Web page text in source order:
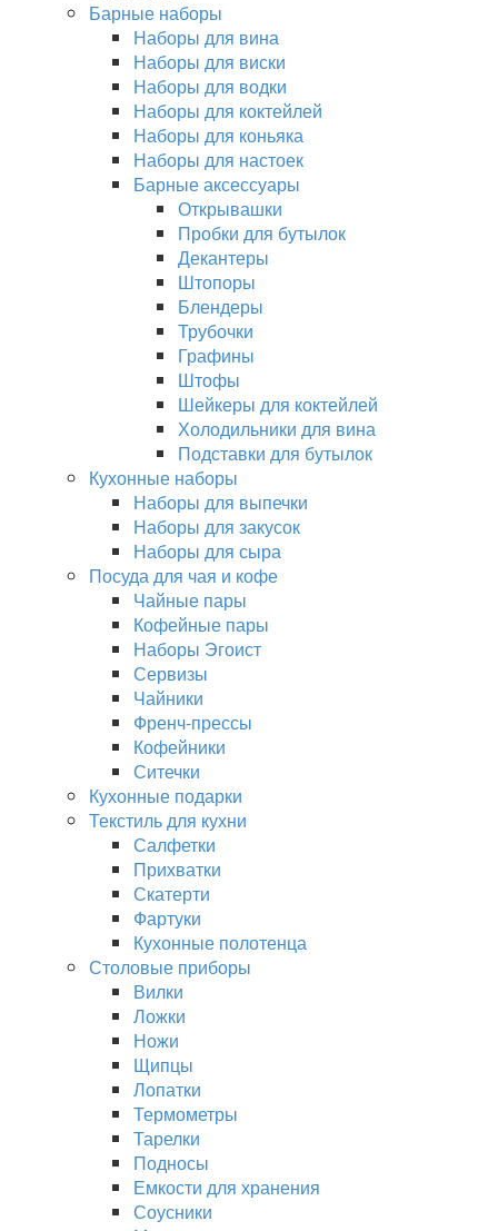
Барные наборы
Наборы для вина
Наборы для виски
Наборы для водки
Наборы для коктейлей
Наборы для коньяка
Наборы для настоек
Барные аксессуары
Открывашки
Пробки для бутылок
Декантеры
Штопоры
Блендеры
Трубочки
Графины
Штофы
Шейкеры для коктейлей
Холодильники для вина
Подставки для бутылок
Кухонные наборы
Наборы для выпечки
Наборы для закусок
Наборы для сыра
Посуда для чая и кофе
Чайные пары
Кофейные пары
Наборы Эгоист
Сервизы
Чайники
Френч-прессы
Кофейники
Ситечки
Кухонные подарки
Текстиль для кухни
Салфетки
Прихватки
Скатерти
Фартуки
Кухонные полотенца
Столовые приборы
Вилки
Ложки
Ножи
Щипцы
Лопатки
Термометры
Тарелки
Подносы
Емкости для хранения
Соусники